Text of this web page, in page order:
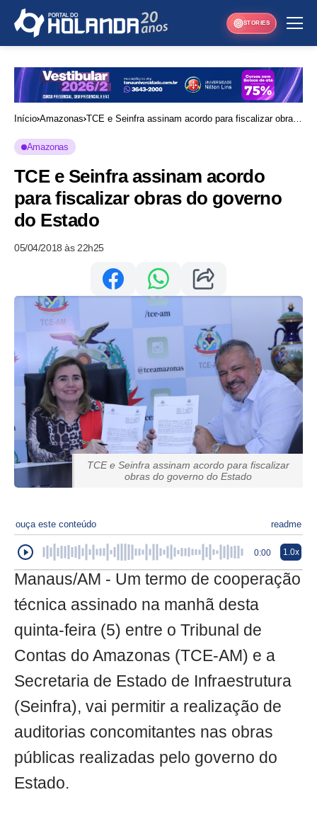
STORIES
Início Amazonas TCE e Seinfra assinam acordo para fiscalizar obras
Amazonas
TCE e Seinfra assinam acordo
para fiscalizar obras do governo
do Estado
05/04/2018 às 22h25
TCE e Seinfra assinam acordo para fiscalizar
obras do governo do Estado
ouça este conteúdo readme
0:00 1.0x
Manaus/AM - Um termo de cooperação
técnica assinado na manhã desta
quinta-feira (5) entre o Tribunal de
Contas do Amazonas (TCE-AM) e a
Secretaria de Estado de Infraestrutura
(Seinfra), vai permitir a realização de
auditorias concomitantes nas obras
públicas realizadas pelo governo do
Estado.